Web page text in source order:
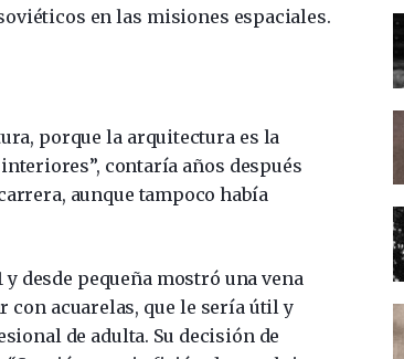
en las misiones espaciales.
porque la arquitectura es la
contaría años después
aunque tampoco había
desde pequeña mostró una vena
acuarelas, que le sería útil y
de adulta. Su decisión de